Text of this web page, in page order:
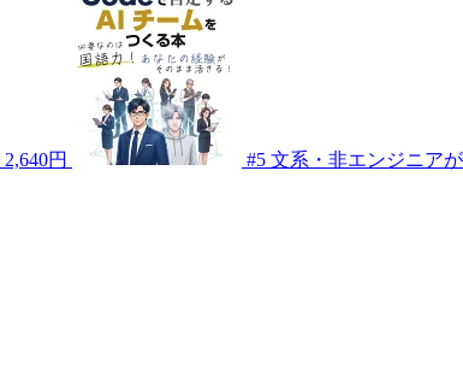
2,640円 #5 文系・非エンジニア